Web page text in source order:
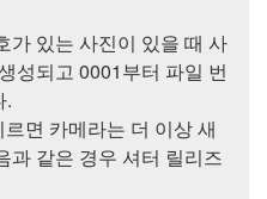
가 있는 사진이 있을 때 사
성되고 0001부터 파일 번
.
면 카메라는 더 이상 새
과 같은 경우 셔터 릴리즈